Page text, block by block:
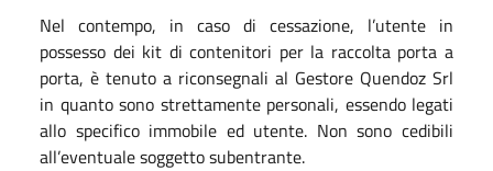
Nel contempo, in caso di cessazione, l’utente in
possesso dei kit di contenitori per la raccolta porta a
porta, è tenuto a riconsegnali al Gestore Quendoz Srl
in quanto sono strettamente personali, essendo legati
allo specifico immobile ed utente. Non sono cedibili
all’eventuale soggetto subentrante.